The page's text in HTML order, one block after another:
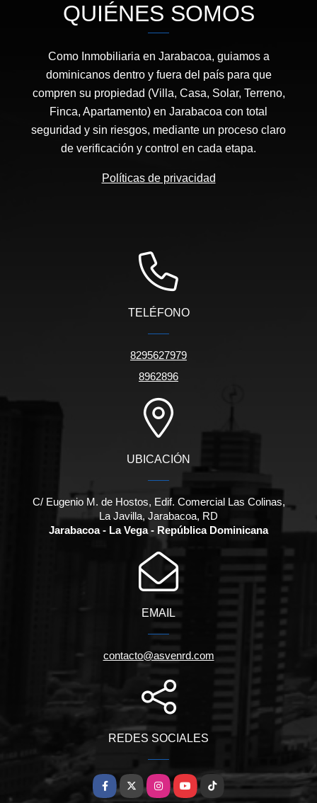
QUIÉNES SOMOS
Como Inmobiliaria en Jarabacoa, guiamos a
dominicanos dentro y fuera del país para que
compren su propiedad (Villa, Casa, Solar, Terreno,
Finca, Apartamento) en Jarabacoa con total
seguridad y sin riesgos, mediante un proceso claro
de verificación y control en cada etapa.
Políticas de privacidad
TELÉFONO
8295627979
8962896
UBICACIÓN
C/ Eugenio M. de Hostos, Edif. Comercial Las Colinas,
La Javilla, Jarabacoa, RD
Jarabacoa - La Vega - República Dominicana
EMAIL
contacto@asvenrd.com
REDES SOCIALES
Facebook
X InstagramYouTubeTikTok